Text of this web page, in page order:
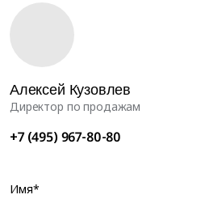
Алексей Кузовлев
Директор по продажам
+7 (495) 967-80-80
Имя*